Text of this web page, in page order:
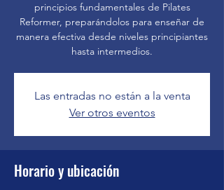
principios fundamentales de Pilates
Reformer, preparándolos para enseñar de
manera efectiva desde niveles principiantes
hasta intermedios.
Las entradas no están a la venta
Ver otros eventos
Horario y ubicación